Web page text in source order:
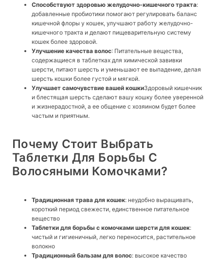
Способствуют здоровью желудочно-кишечного тракта:
добавленные пробиотики помогают регулировать баланс
кишечной флоры у кошек, улучшают работу желудочно-
кишечного тракта и делают пищеварительную систему
кошек более здоровой.
Улучшение качества волос: Питательные вещества,
содержащиеся в таблетках для химической завивки
шерсти, питают шерсть и уменьшают ее выпадение, делая
шерсть кошки более густой и мягкой.
Улучшает самочувствие вашей кошкиЗдоровый кишечник
и блестящая шерсть сделают вашу кошку более уверенной
и жизнерадостной, а ее общение с хозяином будет более
частым и приятным.
Почему Стоит Выбрать
Таблетки Для Борьбы С
Волосяными Комочками?
Традиционная трава для кошек: неудобно выращивать,
короткий период свежести, единственное питательное
вещество
Таблетки для борьбы с комочками шерсти для кошек:
чистый и гигиеничный, легко переносится, растительное
волокно
Традиционный бальзам для волос: высокое качество